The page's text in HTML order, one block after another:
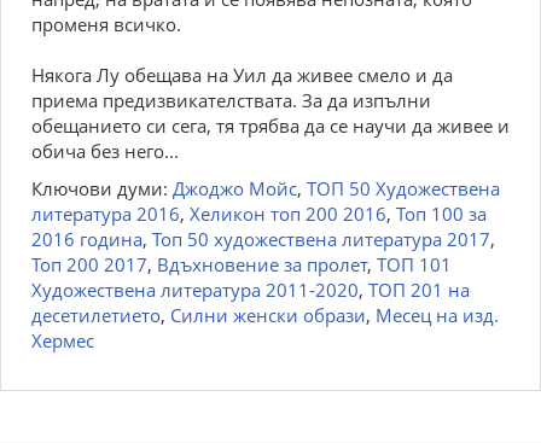
променя всичко.
Някога Лу обещава на Уил да живее смело и да
приема предизвикателствата. За да изпълни
обещанието си сега, тя трябва да се научи да живее и
обича без него...
Ключови думи: Джоджо Мойс, ТОП 50 Художествена
литература 2016, Хеликон топ 200 2016, Топ 100 за
2016 година, Топ 50 художествена литература 2017,
Топ 200 2017, Вдъхновение за пролет, ТОП 101
Художествена литература 2011-2020, ТОП 201 на
десетилетието, Силни женски образи, Месец на изд.
Хермес